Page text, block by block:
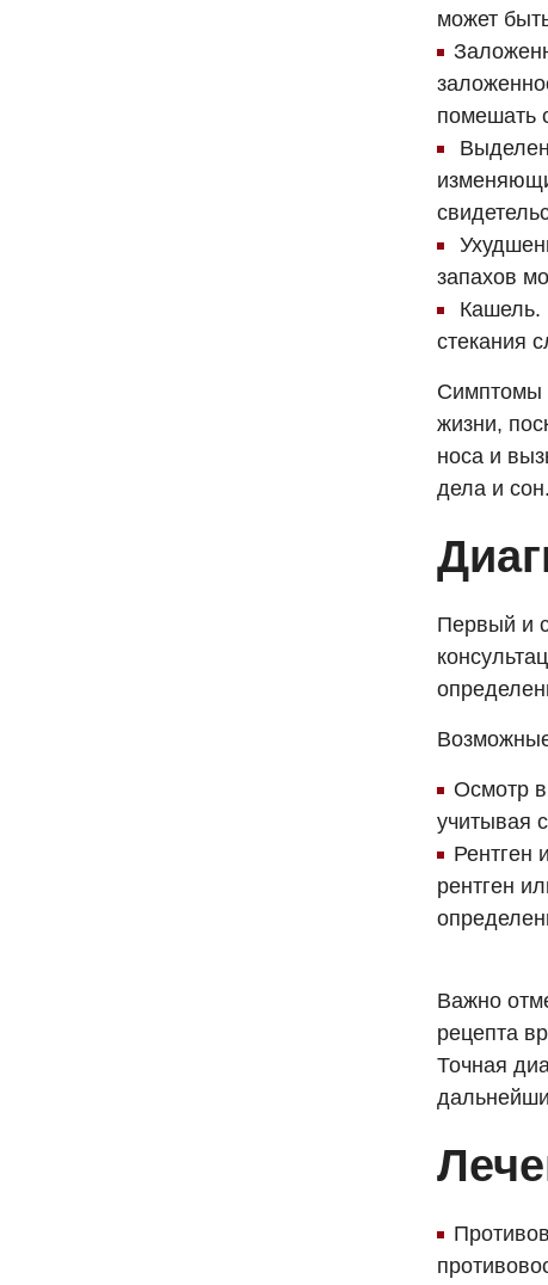
может
помешать
запахов
Кашель.
стекания
Симптомы
жизни,
носа и
дела и
Первый и
Осмотр
учитывая
Рентген
рентген
Важно
рецепта
Точная